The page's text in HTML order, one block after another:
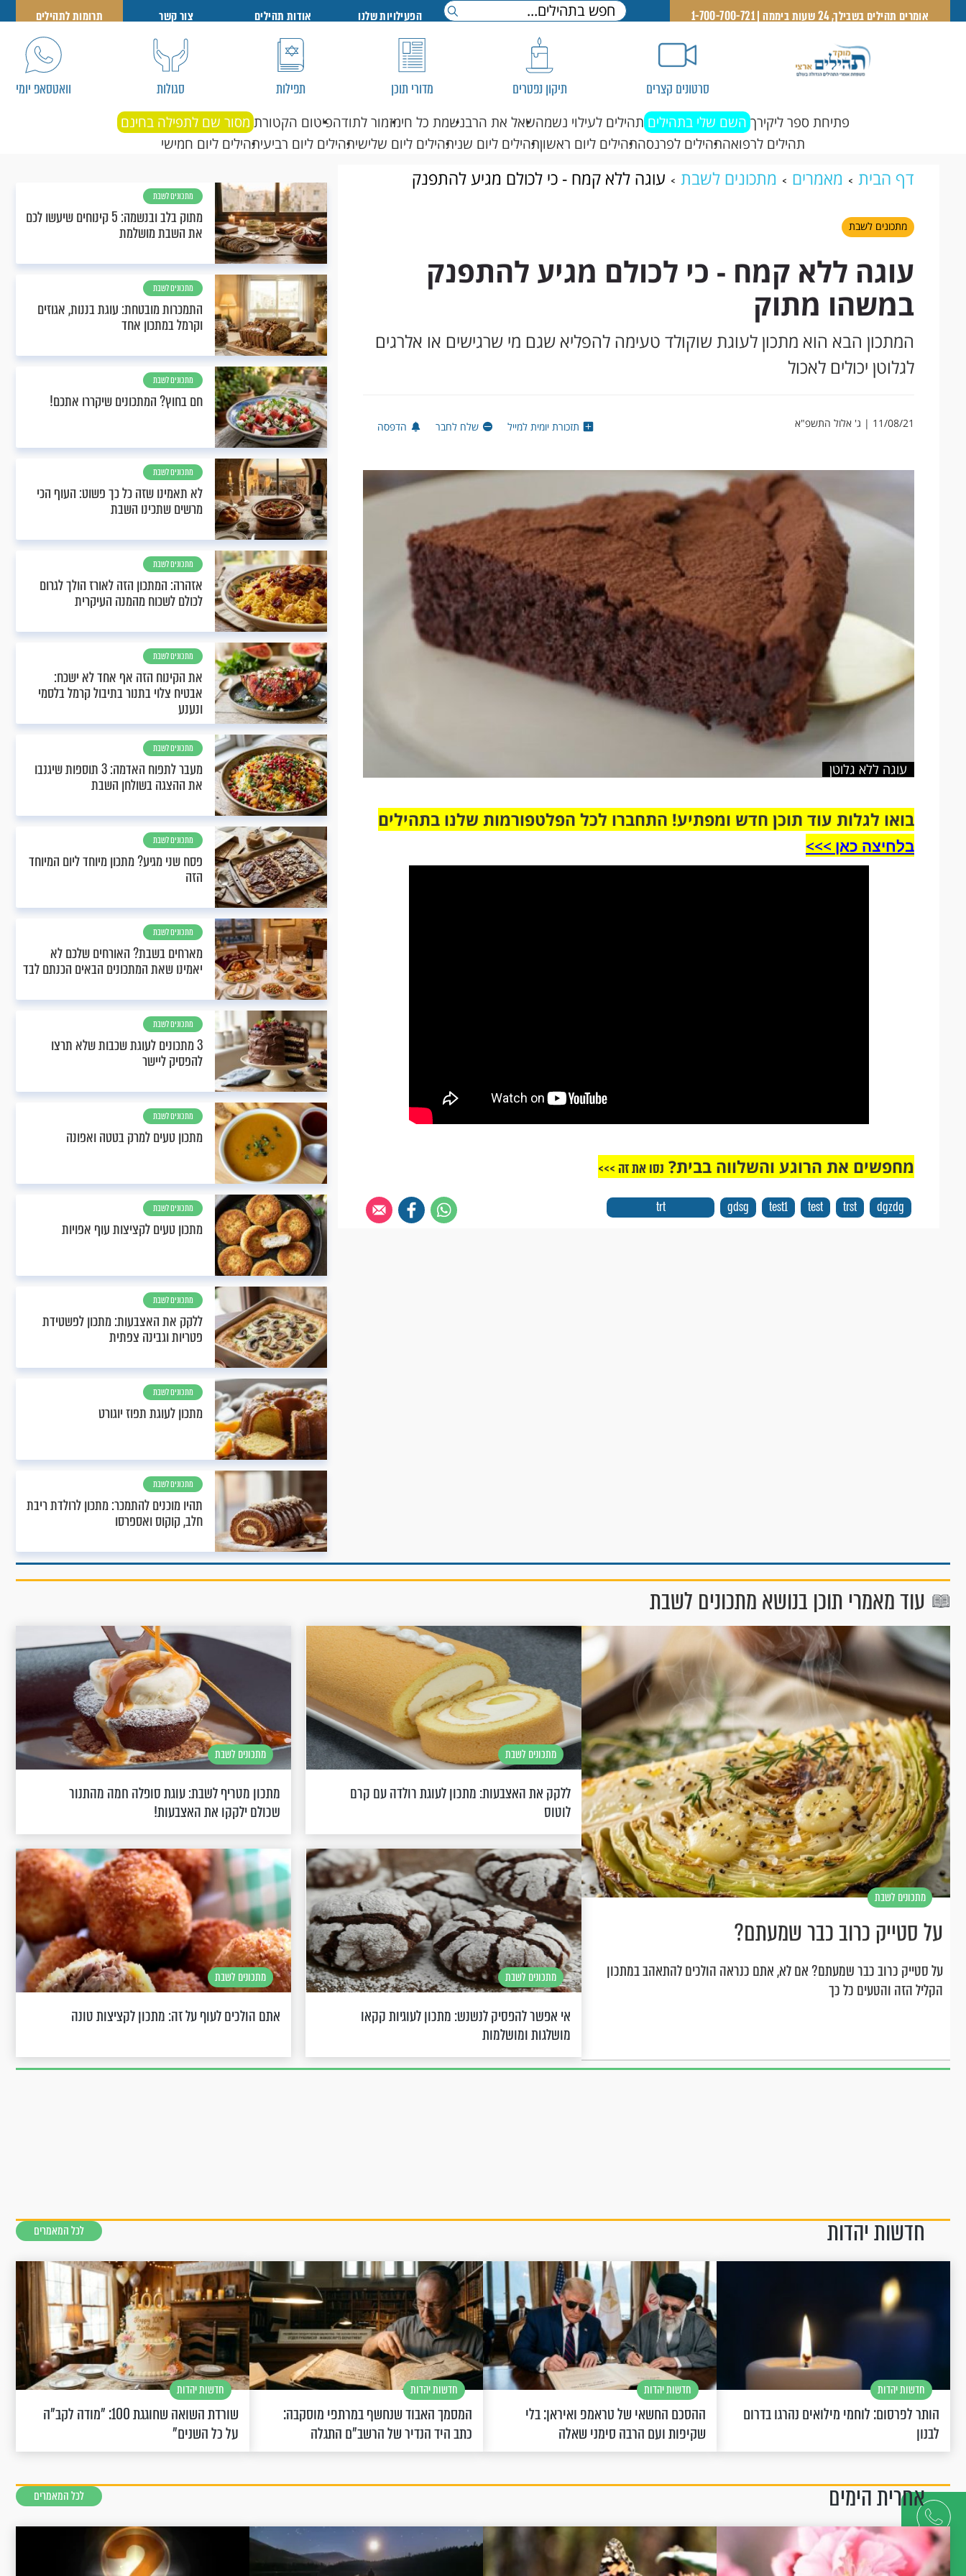
דברו
איתנו
אומרים תהילים בשבילך, 24 שעות ביממה | 1-700-700-721 הפעילויות שלנו אודות תהילים צור קשר תרומות לתהילים
סרטונים קצרים תיקון נפטרים מדורי תוכן תפילות סגולות וואטסאפ יומי
פתיחת ספר ליקירך השם שלי בתהילים תהילים לעילוי נשמהשאל את הרבנשמת כל חימזמור לתודהפיטום הקטורת מסור שם לתפילה בחינם
תהילים לרפואהתהילים לפרנסהתהילים ליום ראשוןתהילים ליום שניתהילים ליום שלישיתהילים ליום רביעיתהילים ליום חמישי
דף הבית מאמרים מתכונים לשבת
עוגה ללא קמח - כי לכולם מגיע להתפנק
במשהו מתוק
מתכונים לשבת
עוגה ללא קמח - כי לכולם מגיע להתפנק
במשהו מתוק
המתכון הבא הוא מתכון לעוגת שוקולד טעימה להפליא שגם מי שרגישים או אלרגים
לגלוטן יכולים לאכול
11/08/21 | ג' אלול התשפ"א תזכורת יומית למייל שלח לחבר הדפסה
עוגה ללא גלוטן
בואו לגלות עוד תוכן חדש ומפתיע! התחברו לכל הפלטפורמות שלנו בתהילים
בלחיצה כאן >>>​
dgzdg
trst
test
test1
gdsg
trt
מחפשים את הרוגע והשלווה בבית? נסו את זה >>>
מתכונים לשבת
מתוק בלב ובנשמה: 5 קינוחים שיעשו לכם
את השבת מושלמת
מתכונים לשבת
התמכרות מובטחת: עוגת בננות, אגוזים
וקרמל במתכון אחד
מתכונים לשבת
חם בחוץ? המתכונים שיקררו אתכם!
מתכונים לשבת
לא תאמינו שזה כל כך פשוט: העוף הכי
מרשים שתכינו השבת
מתכונים לשבת
אזהרה: המתכון הזה לאורז הולך לגרום
לכולם לשכוח מהמנה העיקרית
מתכונים לשבת
את הקינוח הזה אף אחד לא ישכח:
אבטיח צלוי בתנור בתיבול קרמל בלסמי
ונענע
מתכונים לשבת
מעבר לתפוח האדמה: 3 תוספות שיגנבו
את ההצגה בשולחן השבת
מתכונים לשבת
פסח שני מגיע? מתכון מיוחד ליום המיוחד
הזה
מתכונים לשבת
מארחים בשבת? האורחים שלכם לא
יאמינו שאת המתכונים הבאים הכנתם לבד
מתכונים לשבת
3 מתכונים לעוגת שכבות שלא תרצו
להפסיק ליישר
מתכונים לשבת
מתכון טעים למרק בטטה ואפונה
מתכונים לשבת
מתכון טעים לקציצות עוף אפויות
מתכונים לשבת
ללקק את האצבעות: מתכון לפשטידת
פטריות וגבינה צפתית
מתכונים לשבת
מתכון לעוגת תפוז יוגורט
מתכונים לשבת
תהיו מוכנים להתמכר: מתכון לרולדת ריבת
חלב, קוקוס ואספרסו
עוד מאמרי תוכן בנושא מתכונים לשבת
מתכונים לשבת
על סטייק כרוב כבר שמעתם?
על סטייק כרוב כבר שמעתם? אם לא, אתם כנראה הולכים להתאהב במתכון
הקליל הזה והטעים כל כך
מתכונים לשבת
ללקק את האצבעות: מתכון לעוגת רולדה עם קרם
לוטוס
מתכונים לשבת
מתכון מטריף לשבת: עוגת סופלה חמה מהתנור
שכולם ילקקו את האצבעות!
מתכונים לשבת
אי אפשר להפסיק לנשנש: מתכון לעוגיות קקאו
מושלגות ומושלמות
מתכונים לשבת
אתם הולכים לעוף על זה: מתכון לקציצות טונה
חדשות יהדות לכל המאמרים
חדשות יהדות
הותר לפרסום: לוחמי מילואים נהרגו בדרום
לבנון
חדשות יהדות
ההסכם החשאי של טראמפ ואיראן: בלי
שקיפות ועם הרבה סימני שאלה
חדשות יהדות
המסמך האבוד שנחשף במרתפי מוסקבה:
כתב היד הנדיר של הרשב"ם התגלה
חדשות יהדות
שורדת השואה שחוגגת 100: "מודה לקב"ה
על כל השנים"
אחרית הימים לכל המאמרים